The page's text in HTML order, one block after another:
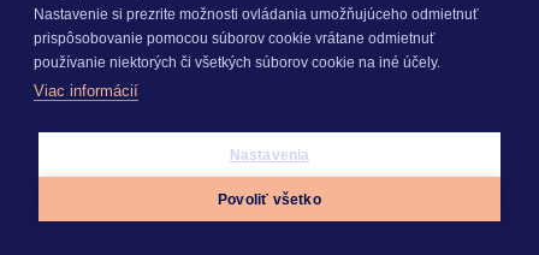
KROS AKADÉMIA
VideonávodyWebináre
príručkyČasto kladené otázky
Nastavenie si prezrite možnosti ovládania umožňujúceho odmietnuť
prispôsobovanie pomocou súborov cookie vrátane odmietnuť
používanie niektorých či všetkých súborov cookie na iné účely.
Viac informácií
Nastavenia
Povoliť všetko